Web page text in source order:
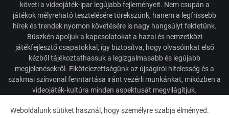
követi a videojáték-ipar legújabb fejleményeit. Nem csupán a
játékok mélyreható tesztelésére törekszünk, hanem a legfrissebb
hírek és trendek nyomon követésére is nagy hangsúlyt fektetünk.
Büszkén ápoljuk a kapcsolatokat a hazai és nemzetközi
játékfejlesztő csapatokkal, így biztosítva, hogy olvasóinkat első
kézből tájékoztathassuk a legizgalmasabb és legújabb
megjelenésekről. Elkötelezettségünk az újságírói hitelesség és a
szakmai színvonal fenntartása iránt vezérli munkánkat, miközben a
videojáték-kultúra minden aspektusát megvilágítjuk.
Weboldalunk sütiket használ, hogy személyre szabja élményed.